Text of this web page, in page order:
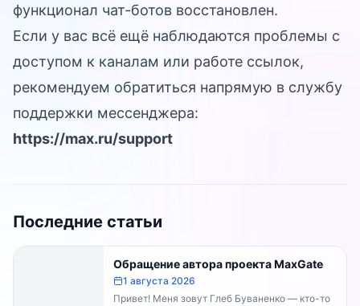
функционал чат-ботов восстановлен.
Если у вас всё ещё наблюдаются проблемы с
доступом к каналам или работе ссылок,
рекомендуем обратиться напрямую в службу
поддержки мессенджера:
https://max.ru/support
Последние статьи
Обращение автора проекта MaxGate
1 августа 2026
Привет! Меня зовут Глеб Буваненко — кто-то